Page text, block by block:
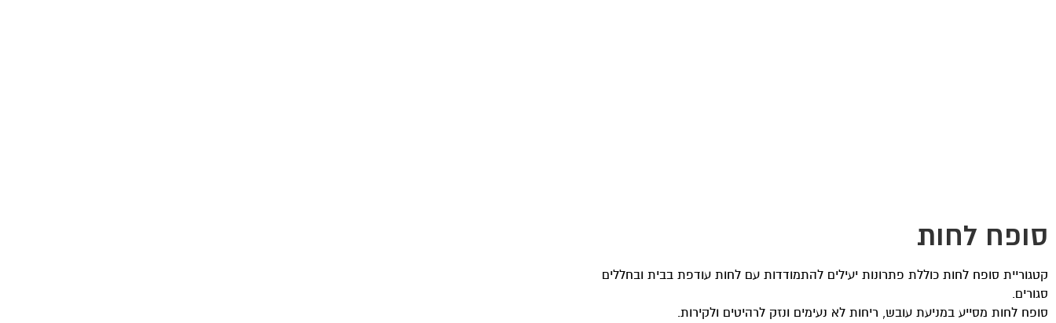
סופח לחות
קטגוריית סופח לחות כוללת פתרונות יעילים להתמודדות עם לחות עודפת בבית ובחללים
סגורים.
סופח לחות מסייע במניעת עובש, ריחות לא נעימים ונזק לרהיטים ולקירות.